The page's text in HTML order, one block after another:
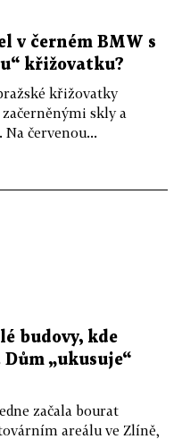
v černém BMW s
křižovatku?
křižovatky
skly a
červenou...
budovy, kde
„ukusuje“
začala bourat
areálu ve Zlíně,